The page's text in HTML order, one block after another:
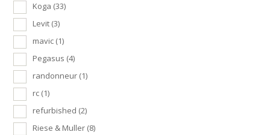
Koga (33)
Levit (3)
mavic (1)
Pegasus (4)
randonneur (1)
rc (1)
refurbished (2)
Riese & Muller (8)